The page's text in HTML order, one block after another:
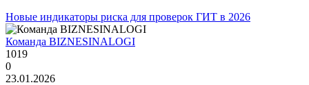
Новые индикаторы риска для проверок ГИТ в 2026
Команда BIZNESINALOGI
1019
0
23.01.2026